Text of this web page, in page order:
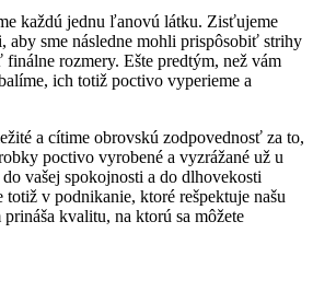
každú jednu ľanovú látku. Zisťujeme
aby sme následne mohli prispôsobiť strihy
rozmery. Ešte predtým, než vám
ich totiž poctivo vyperieme a
a cítime obrovskú zodpovednosť za to,
poctivo vyrobené a vyzrážané už u
do vašej spokojnosti a do dlhovekosti
v podnikanie, ktoré rešpektuje našu
kvalitu, na ktorú sa môžete